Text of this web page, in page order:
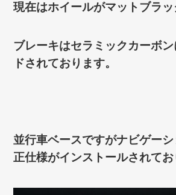
現在はホイールがマットブラ
ブレーキはセラミックカーボ
ドされております。
並行車ベースですがナビゲー
正仕様がインストールされてお